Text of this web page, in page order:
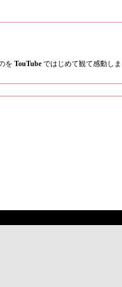
を TouTube ではじめて観て感動しま